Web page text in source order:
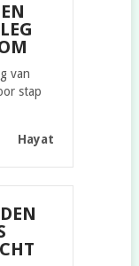
van
stap
Hayat